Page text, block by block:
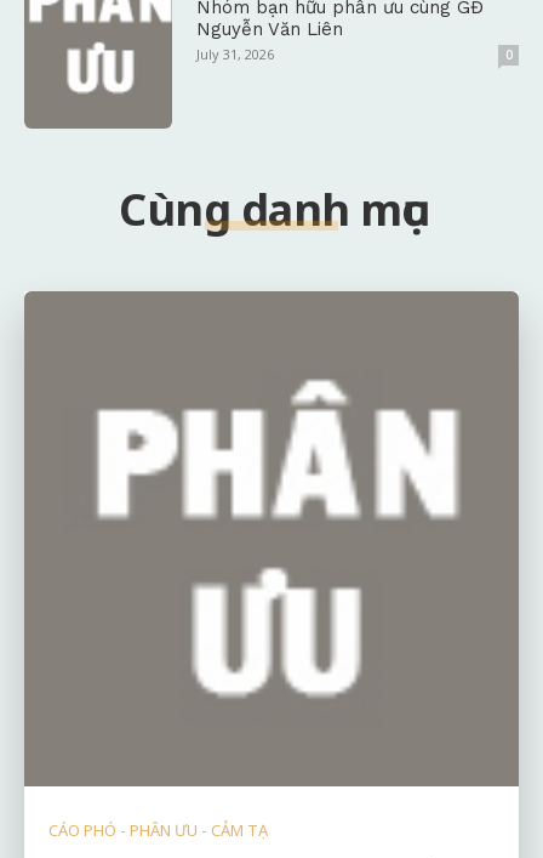
Nhóm bạn hữu phân ưu cùng GĐ
Nguyễn Văn Liên
July 31, 2026 0
Cùng danh mục
CÁO PHÓ - PHÂN ƯU - CẢM TẠ